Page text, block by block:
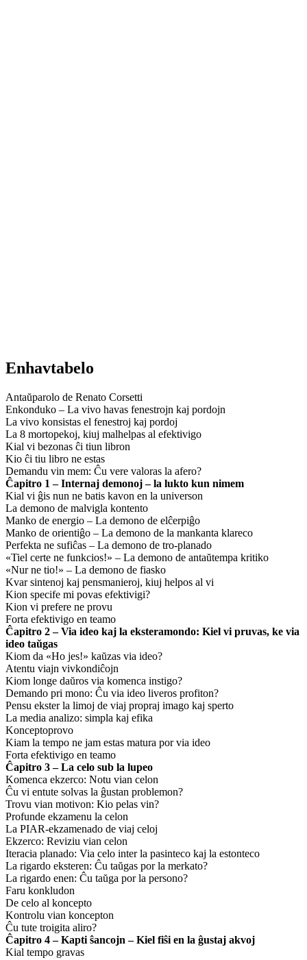
Enhavtabelo
Antaŭparolo de Renato Corsetti
Enkonduko – La vivo havas fenestrojn kaj pordojn
La vivo konsistas el fenestroj kaj pordoj
La 8 mortopekoj, kiuj malhelpas al efektivigo
Kial vi bezonas ĉi tiun libron
Kio ĉi tiu libro ne estas
Demandu vin mem: Ĉu vere valoras la afero?
Ĉapitro 1 – Internaj demonoj – la lukto kun nimem
Kial vi ĝis nun ne batis kavon en la universon
La demono de malvigla kontento
Manko de energio – La demono de elĉerpiĝo
Manko de orientiĝo – La demono de la mankanta klareco
Perfekta ne sufiĉas – La demono de tro-planado
«Tiel certe ne funkcios!» – La demono de antaŭtempa kritiko
«Nur ne tio!» – La demono de fiasko
Kvar sintenoj kaj pensmanieroj, kiuj helpos al vi
Kion specife mi povas efektivigi?
Kion vi prefere ne provu
Forta efektivigo en teamo
Ĉapitro 2 – Via ideo kaj la eksteramondo: Kiel vi pruvas, ke via
ideo taŭgas
Kiom da «Ho jes!» kaŭzas via ideo?
Atentu viajn vivkondiĉojn
Kiom longe daŭros via komenca instigo?
Demando pri mono: Ĉu via ideo liveros profiton?
Pensu ekster la limoj de viaj propraj imago kaj sperto
La media analizo: simpla kaj efika
Konceptoprovo
Kiam la tempo ne jam estas matura por via ideo
Forta efektivigo en teamo
Ĉapitro 3 – La celo sub la lupeo
Komenca ekzerco: Notu vian celon
Ĉu vi entute solvas la ĝustan problemon?
Trovu vian motivon: Kio pelas vin?
Profunde ekzamenu la celon
La PIAR-ekzamenado de viaj celoj
Ekzerco: Reviziu vian celon
Iteracia planado: Via celo inter la pasinteco kaj la estonteco
La rigardo eksteren: Ĉu taŭgas por la merkato?
La rigardo enen: Ĉu taŭga por la persono?
Faru konkludon
De celo al koncepto
Kontrolu vian koncepton
Ĉu tute troigita aliro?
Ĉapitro 4 – Kapti ŝancojn – Kiel fiŝi en la ĝustaj akvoj
Kial tempo gravas